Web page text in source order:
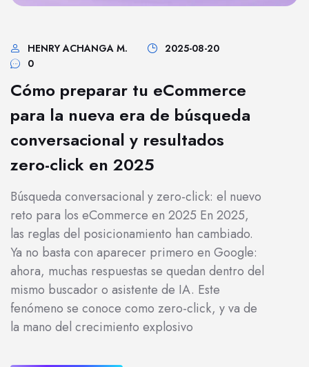
HENRY ACHANGA M.
2025-08-20
0
Cómo preparar tu eCommerce
para la nueva era de búsqueda
conversacional y resultados
zero-click en 2025
Búsqueda conversacional y zero-click: el nuevo
reto para los eCommerce en 2025 En 2025,
las reglas del posicionamiento han cambiado.
Ya no basta con aparecer primero en Google:
ahora, muchas respuestas se quedan dentro del
mismo buscador o asistente de IA. Este
fenómeno se conoce como zero-click, y va de
la mano del crecimiento explosivo